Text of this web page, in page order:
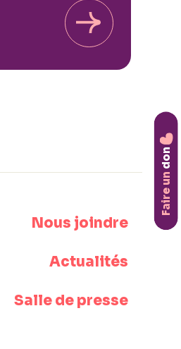
Nous joindre
Actualités
Salle de presse
Faire un
don